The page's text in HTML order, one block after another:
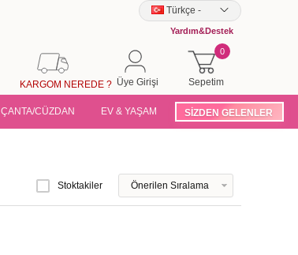
Türkçe -
Yardım&Destek
Sepetim
0
Üye Girişi
KARGOM NEREDE ?
ÇANTA/CÜZDAN EV & YAŞAM SİZDEN GELENLER
Stoktakiler